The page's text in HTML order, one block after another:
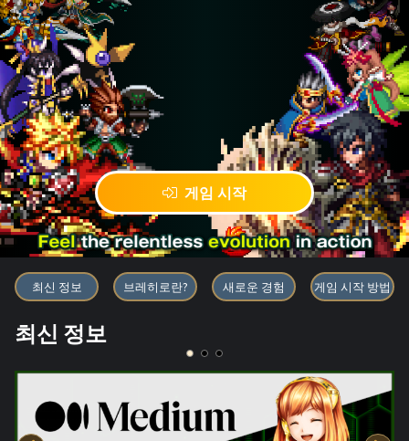
게임 시작
블록체인 게임 「BRAVE
최신 정보 브레히로란? 새로운 경험 게임 시작 방법
최신 정보